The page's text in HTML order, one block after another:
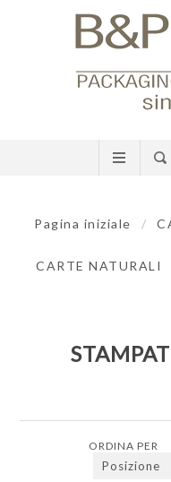
Pagina iniziale /
CARTE NATURALI
ORDINA PER